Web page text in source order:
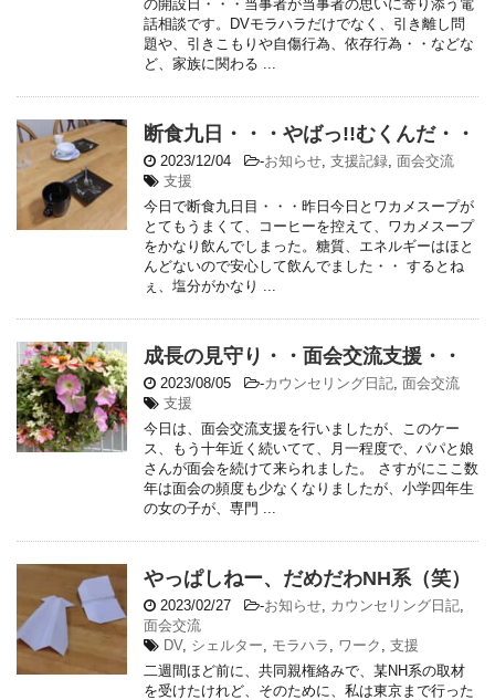
の開設日・・・当事者が当事者の思いに寄り添う電
話相談です。DVモラハラだけでなく、引き離し問
題や、引きこもりや自傷行為、依存行為・・などな
ど、家族に関わる ...
断食九日・・・やばっ!!むくんだ・・
2023/12/04 -お知らせ, 支援記録, 面会交流
支援
今日で断食九日目・・・昨日今日とワカメスープが
とてもうまくて、コーヒーを控えて、ワカメスープ
をかなり飲んでしまった。糖質、エネルギーはほと
んどないので安心して飲んでました・・ するとね
ぇ、塩分がかなり ...
成長の見守り・・面会交流支援・・
2023/08/05 -カウンセリング日記, 面会交流
支援
今日は、面会交流支援を行いましたが、このケー
ス、もう十年近く続いてて、月一程度で、パパと娘
さんが面会を続けて来られました。 さすがにここ数
年は面会の頻度も少なくなりましたが、小学四年生
の女の子が、専門 ...
やっぱしねー、だめだわNH系（笑）
2023/02/27 -お知らせ, カウンセリング日記,
面会交流
DV, シェルター, モラハラ , ワーク , 支援
二週間ほど前に、共同親権絡みで、某NH系の取材
を受けたけれど、そのために、私は東京まで行った